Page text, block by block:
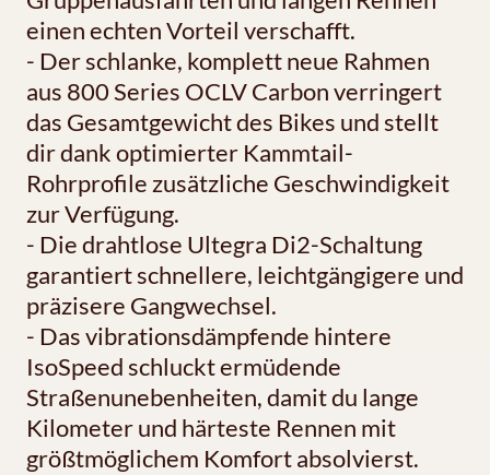
einen echten Vorteil verschafft.
- Der schlanke, komplett neue Rahmen
aus 800 Series OCLV Carbon verringert
das Gesamtgewicht des Bikes und stellt
dir dank optimierter Kammtail-
Rohrprofile zusätzliche Geschwindigkeit
zur Verfügung.
- Die drahtlose Ultegra Di2-Schaltung
garantiert schnellere, leichtgängigere und
präzisere Gangwechsel.
- Das vibrationsdämpfende hintere
IsoSpeed schluckt ermüdende
Straßenunebenheiten, damit du lange
Kilometer und härteste Rennen mit
größtmöglichem Komfort absolvierst.